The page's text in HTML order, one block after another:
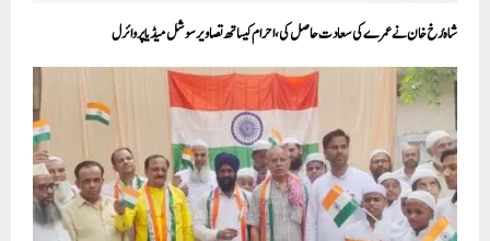
شاہ رُخ خان نے عمرے کی سعادت حاصل کی، احرام کیساتھ تصاویر سوشل میڈیا پر وائرل